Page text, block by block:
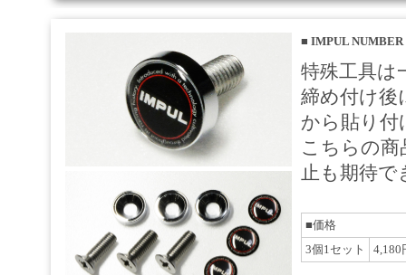
■ IMPUL
特殊工具は
締め付け後
から貼り付
こちらの商
止も期待で
■価格
3個1セット
4,180